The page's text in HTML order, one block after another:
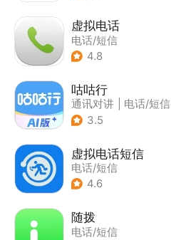
虚拟电话
电话/短信
4.8
咕咕行
通讯对讲
电话/短信
3.5
虚拟电话短信
电话/短信
4.6
随拨
电话/短信